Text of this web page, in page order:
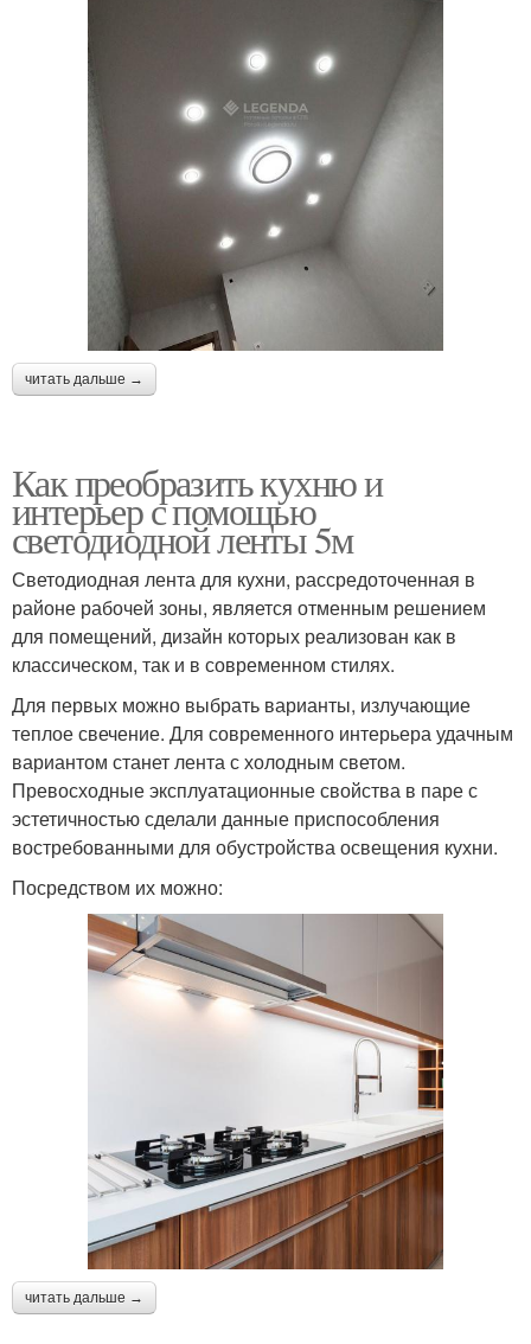
читать дальше →
Как преобразить кухню и
интерьер с помощью
светодиодной ленты 5м
Светодиодная лента для кухни, рассредоточенная в
районе рабочей зоны, является отменным решением
для помещений, дизайн которых реализован как в
классическом, так и в современном стилях.
Для первых можно выбрать варианты, излучающие
теплое свечение. Для современного интерьера удачным
вариантом станет лента с холодным светом.
Превосходные эксплуатационные свойства в паре с
эстетичностью сделали данные приспособления
востребованными для обустройства освещения кухни.
Посредством их можно:
читать дальше →